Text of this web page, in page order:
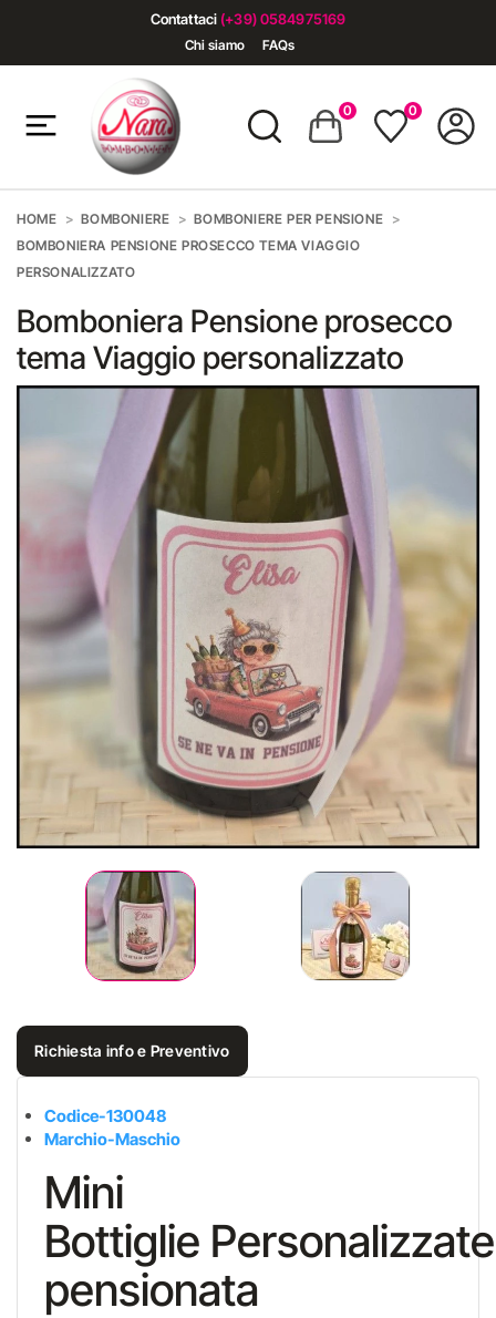
Contattaci (+39) 0584975169
Chi siamo FAQs
0 0
HOME BOMBONIERE
BOMBONIERE PER PENSIONE
BOMBONIERA PENSIONE PROSECCO TEMA VIAGGIO
PERSONALIZZATO
Bomboniera Pensione prosecco
tema Viaggio personalizzato
Richiesta info e Preventivo
Codice-130048
Marchio-Maschio
Mini
Bottiglie
pensionata